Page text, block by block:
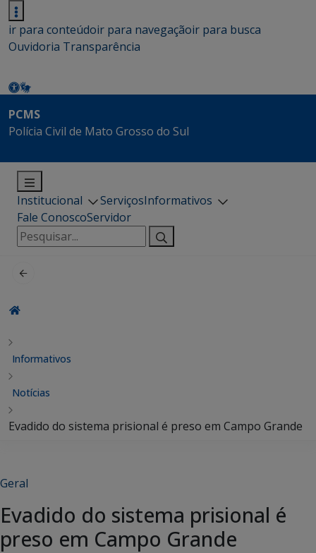
ir para conteúdoir para navegaçãoir para busca
Ouvidoria Transparência
PCMS
Polícia Civil de Mato Grosso do Sul
Institucional ServiçosInformativos
Fale ConoscoServidor
Pesquisar
por:
Informativos
Notícias
Evadido do sistema prisional é preso em Campo Grande
Geral
Evadido do sistema prisional é
preso em Campo Grande